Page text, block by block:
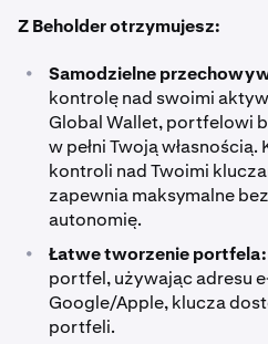
Z Beholder otrzymujesz:
• Samodzielne
kontrolę nad swoimi
Global Wallet, portfelowi
w pełni Twoją
kontroli nad Twoimi
zapewnia maksymalne
autonomię.
• Łatwe tworzenie portfela:
portfel, używając adresu
Google/Apple, klucza
portfeli.